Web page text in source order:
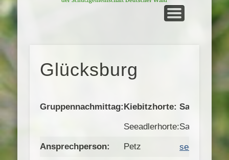
Glücksburg
Gruppennachmittag: Kiebitzhorte: Samstags
Seeadlerhorte:Samstags
Ansprechperson: Petz